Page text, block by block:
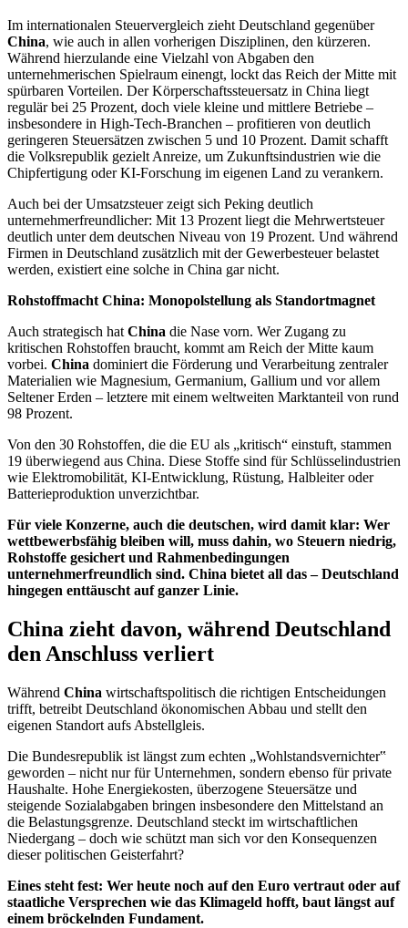
Im internationalen Steuervergleich zieht Deutschland gegenüber
China, wie auch in allen vorherigen Disziplinen, den kürzeren.
Während hierzulande eine Vielzahl von Abgaben den
unternehmerischen Spielraum einengt, lockt das Reich der Mitte mit
spürbaren Vorteilen. Der Körperschaftssteuersatz in China liegt
regulär bei 25 Prozent, doch viele kleine und mittlere Betriebe –
insbesondere in High-Tech-Branchen – profitieren von deutlich
geringeren Steuersätzen zwischen 5 und 10 Prozent. Damit schafft
die Volksrepublik gezielt Anreize, um Zukunftsindustrien wie die
Chipfertigung oder KI-Forschung im eigenen Land zu verankern.
Auch bei der Umsatzsteuer zeigt sich Peking deutlich
unternehmerfreundlicher: Mit 13 Prozent liegt die Mehrwertsteuer
deutlich unter dem deutschen Niveau von 19 Prozent. Und während
Firmen in Deutschland zusätzlich mit der Gewerbesteuer belastet
werden, existiert eine solche in China gar nicht.
Rohstoffmacht China: Monopolstellung als Standortmagnet
Auch strategisch hat China die Nase vorn. Wer Zugang zu
kritischen Rohstoffen braucht, kommt am Reich der Mitte kaum
vorbei. China dominiert die Förderung und Verarbeitung zentraler
Materialien wie Magnesium, Germanium, Gallium und vor allem
Seltener Erden – letztere mit einem weltweiten Marktanteil von rund
98 Prozent.
Von den 30 Rohstoffen, die die EU als „kritisch“ einstuft, stammen
19 überwiegend aus China. Diese Stoffe sind für Schlüsselindustrien
wie Elektromobilität, KI-Entwicklung, Rüstung, Halbleiter oder
Batterieproduktion unverzichtbar.
Für viele Konzerne, auch die deutschen, wird damit klar: Wer
wettbewerbsfähig bleiben will, muss dahin, wo Steuern niedrig,
Rohstoffe gesichert und Rahmenbedingungen
unternehmerfreundlich sind. China bietet all das – Deutschland
hingegen enttäuscht auf ganzer Linie.
China zieht davon, während Deutschland
den Anschluss verliert
Während China wirtschaftspolitisch die richtigen Entscheidungen
trifft, betreibt Deutschland ökonomischen Abbau und stellt den
eigenen Standort aufs Abstellgleis.
Die Bundesrepublik ist längst zum echten „Wohlstandsvernichter‟
geworden – nicht nur für Unternehmen, sondern ebenso für private
Haushalte. Hohe Energiekosten, überzogene Steuersätze und
steigende Sozialabgaben bringen insbesondere den Mittelstand an
die Belastungsgrenze. Deutschland steckt im wirtschaftlichen
Niedergang – doch wie schützt man sich vor den Konsequenzen
dieser politischen Geisterfahrt?
Eines steht fest: Wer heute noch auf den Euro vertraut oder auf
staatliche Versprechen wie das Klimageld hofft, baut längst auf
einem bröckelnden Fundament.